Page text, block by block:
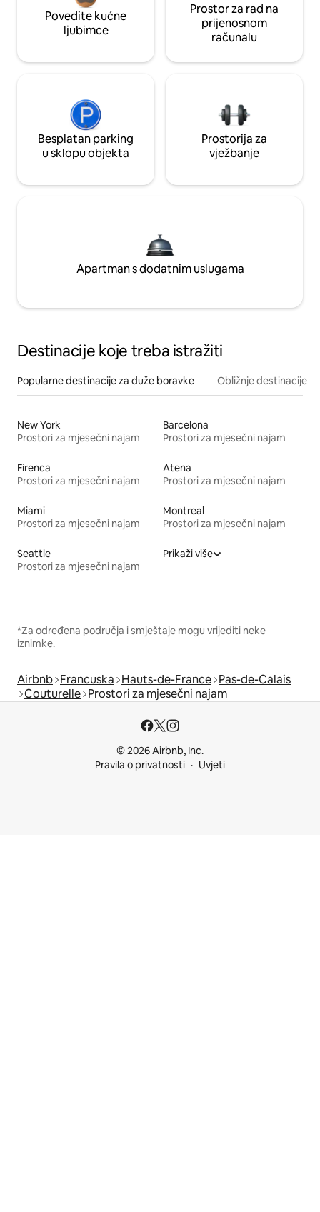
Povedite kućne
ljubimce
Prostor za rad na
prijenosnom
računalu
Besplatan parking
u sklopu objekta
Prostorija za
vježbanje
Apartman s dodatnim uslugama
Destinacije koje treba istražiti
Popularne destinacije za duže boravke Obližnje destinacije
New York
Prostori za mjesečni najam
Barcelona
Prostori za mjesečni najam
Firenca
Prostori za mjesečni najam
Atena
Prostori za mjesečni najam
Miami
Prostori za mjesečni najam
Montreal
Prostori za mjesečni najam
Seattle
Prostori za mjesečni najam
Prikaži više
*Za određena područja i smještaje mogu vrijediti neke
iznimke.
Airbnb Francuska Hauts-de-France Pas-de-Calais
Couturelle Prostori za mjesečni najam
© 2026 Airbnb, Inc.
Pravila o privatnosti
Uvjeti